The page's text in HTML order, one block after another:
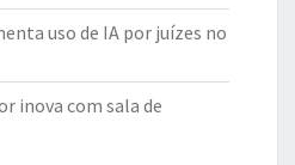
uso de IA por juízes no
inova com sala de